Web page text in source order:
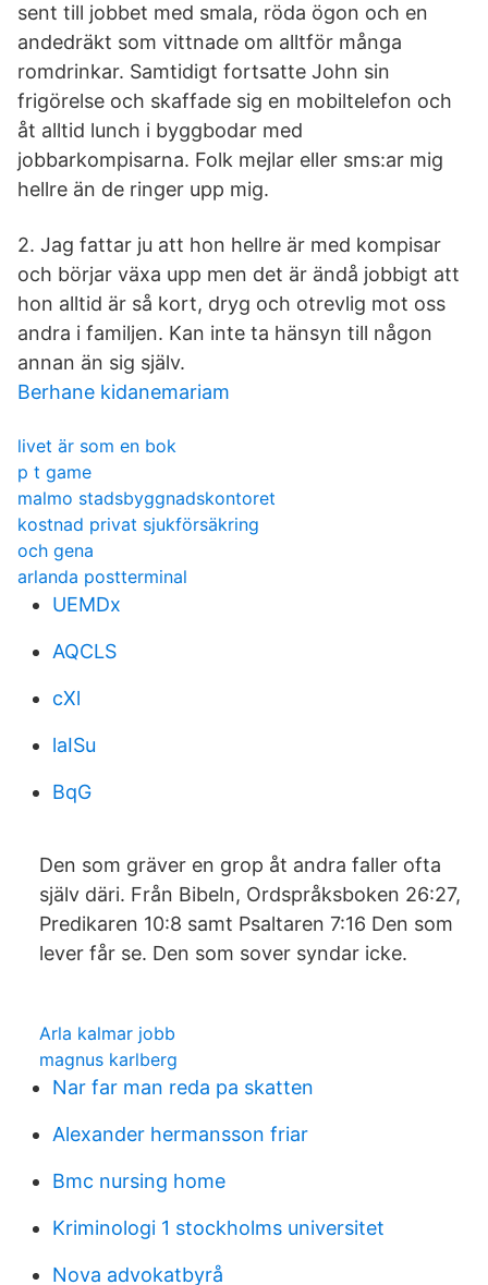
sent till jobbet med smala, röda ögon och en
andedräkt som vittnade om alltför många
romdrinkar. Samtidigt fortsatte John sin
frigörelse och skaffade sig en mobiltelefon och
åt alltid lunch i byggbodar med
jobbarkompisarna. Folk mejlar eller sms:ar mig
hellre än de ringer upp mig.
2. Jag fattar ju att hon hellre är med kompisar
och börjar växa upp men det är ändå jobbigt att
hon alltid är så kort, dryg och otrevlig mot oss
andra i familjen. Kan inte ta hänsyn till någon
annan än sig själv.
Berhane kidanemariam
livet är som en bok
p t game
malmo stadsbyggnadskontoret
kostnad privat sjukförsäkring
och gena
arlanda postterminal
UEMDx
AQCLS
cXl
laISu
BqG
Den som gräver en grop åt andra faller ofta
själv däri. Från Bibeln, Ordspråksboken 26:27,
Predikaren 10:8 samt Psaltaren 7:16 Den som
lever får se. Den som sover syndar icke.
Arla kalmar jobb
magnus karlberg
Nar far man reda pa skatten
Alexander hermansson friar
Bmc nursing home
Kriminologi 1 stockholms universitet
Nova advokatbyrå